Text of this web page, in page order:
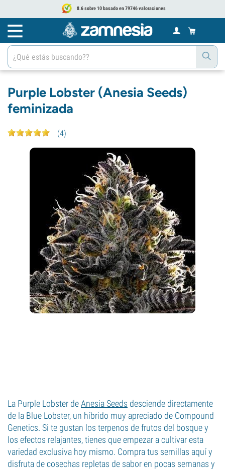
8.6 sobre 10 basado en 79746 valoraciones
Purple Lobster (Anesia Seeds)
feminizada
(4)
La Purple Lobster deAnesia Seeds desciende directamente
de la Blue Lobster, un híbrido muy apreciado de Compound
Genetics. Si te gustan los terpenos de frutos del bosque y
los efectos relajantes, tienes que empezar a cultivar esta
variedad exclusiva hoy mismo. Compra tus semillas aquí y
disfruta de cosechas repletas de sabor en pocas semanas y